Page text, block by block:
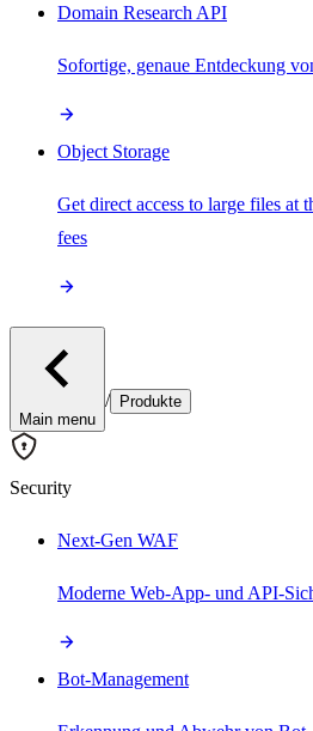
Domain Research API
Sofortige, genaue Entdeckung
Object Storage
Get direct access to large files at
fees
Main menu
/ Produkte
Security
Next-Gen WAF
Moderne Web-App- und API-
Bot-Management